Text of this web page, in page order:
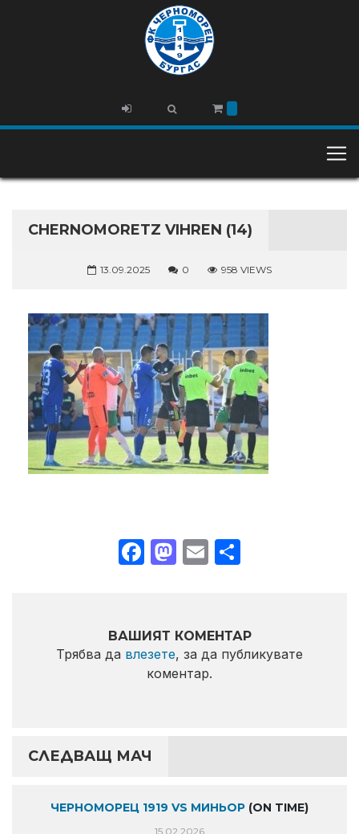
CHERNOMORETZ VIHREN (14)
13.09.2025 0 958 VIEWS
Facebook
Mastodon
Email
ВАШИЯТ КОМЕНТАР
Трябва да влезете, за да публикувате
коментар.
СЛЕДВАЩ МАЧ
ЧЕРНОМОРЕЦ 1919 VS МИНЬОР (ON TIME)
15.02.2026